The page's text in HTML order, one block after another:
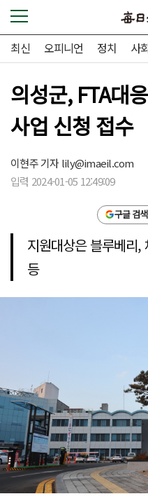
최신 오피니언 정치 사
의성군, FTA대
사업 신청 접수
이현주 기자lily@imaeil.com
입력 2024-01-05 12:49:09
구글 검
지원대상은 블루베리
등